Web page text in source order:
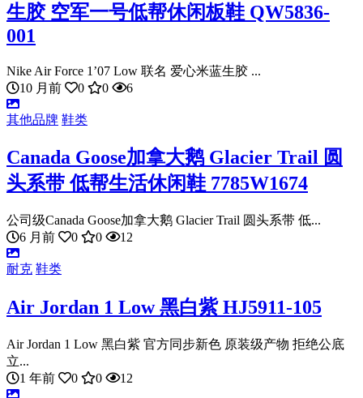
生胶 空军一号低帮休闲板鞋 QW5836-
001
Nike Air Force 1’07 Low 联名 爱心米蓝生胶 ...
10 月前
0 0 6
其他品牌 鞋类
Canada Goose加拿大鹅 Glacier Trail 圆
头系带 低帮生活休闲鞋 7785W1674
公司级Canada Goose加拿大鹅 Glacier Trail 圆头系带 低...
6 月前
0 0 12
耐克 鞋类
Air Jordan 1 Low 黑白紫 HJ5911-105
Air Jordan 1 Low 黑白紫 官方同步新色 原装级产物 拒绝公底
立...
1 年前
0 0 12